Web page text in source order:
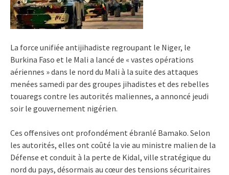
La force unifiée antijihadiste regroupant le Niger, le
Burkina Faso et le Mali a lancé de « vastes opérations
aériennes » dans le nord du Mali à la suite des attaques
menées samedi par des groupes jihadistes et des rebelles
touaregs contre les autorités maliennes, a annoncé jeudi
soir le gouvernement nigérien.
Ces offensives ont profondément ébranlé Bamako. Selon
les autorités, elles ont coûté la vie au ministre malien de la
Défense et conduit à la perte de Kidal, ville stratégique du
nord du pays, désormais au cœur des tensions sécuritaires